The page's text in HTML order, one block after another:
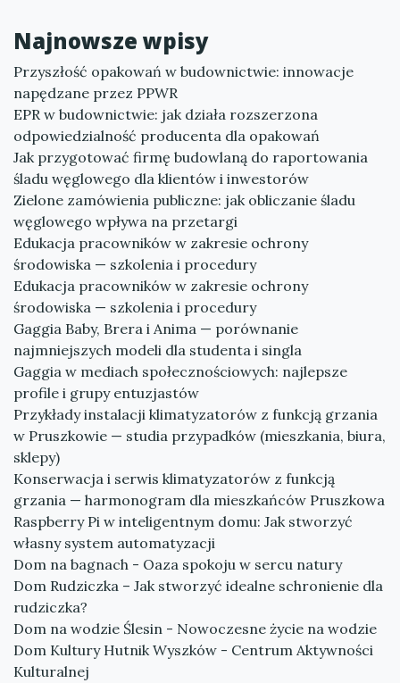
Najnowsze wpisy
Przyszłość opakowań w budownictwie: innowacje
napędzane przez PPWR
EPR w budownictwie: jak działa rozszerzona
odpowiedzialność producenta dla opakowań
Jak przygotować firmę budowlaną do raportowania
śladu węglowego dla klientów i inwestorów
Zielone zamówienia publiczne: jak obliczanie śladu
węglowego wpływa na przetargi
Edukacja pracowników w zakresie ochrony
środowiska — szkolenia i procedury
Edukacja pracowników w zakresie ochrony
środowiska — szkolenia i procedury
Gaggia Baby, Brera i Anima — porównanie
najmniejszych modeli dla studenta i singla
Gaggia w mediach społecznościowych: najlepsze
profile i grupy entuzjastów
Przykłady instalacji klimatyzatorów z funkcją grzania
w Pruszkowie — studia przypadków (mieszkania, biura,
sklepy)
Konserwacja i serwis klimatyzatorów z funkcją
grzania — harmonogram dla mieszkańców Pruszkowa
Raspberry Pi w inteligentnym domu: Jak stworzyć
własny system automatyzacji
Dom na bagnach - Oaza spokoju w sercu natury
Dom Rudziczka – Jak stworzyć idealne schronienie dla
rudziczka?
Dom na wodzie Ślesin - Nowoczesne życie na wodzie
Dom Kultury Hutnik Wyszków - Centrum Aktywności
Kulturalnej